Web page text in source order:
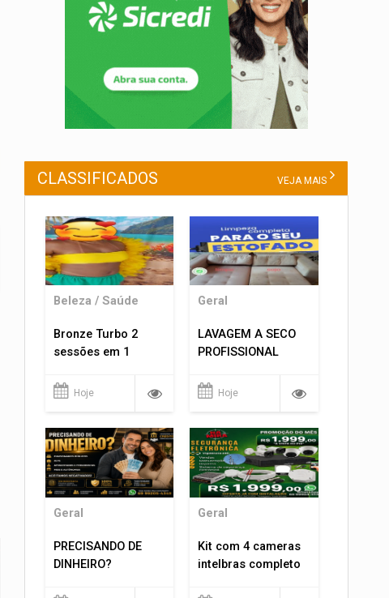
CLASSIFICADOS VEJA MAIS
Beleza / Saúde
Bronze Turbo 2
sessões em 1
Hoje
Geral
LAVAGEM A SECO
PROFISSIONAL
Hoje
Geral
PRECISANDO DE
DINHEIRO?
Geral
Kit com 4 cameras
intelbras completo